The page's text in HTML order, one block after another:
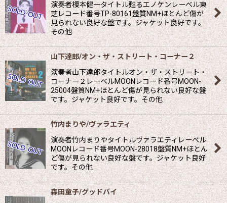
演奏者榎本健一タイトル甦るエノケンレーべル東
芝レコード番号TP-80161盤質NM+ほとんど傷が
見られない良好な盤です。ジャケット良好です。
その他
山下達郎/オン・ザ・ストリート・コーナー２
演奏者山下達郎タイトルオン・ザ・ストリート・
コーナー２レーべルMOONレコード番号MOON-
25004盤質NM+ほとんど傷が見られない良好な盤
です。ジャケット良好です。その他
竹内まりや/ヴァラエティ
演奏者竹内まりやタイトルヴァラエティレーべル
MOONレコード番号MOON-28018盤質NM+ほとん
ど傷が見られない良好な盤です。ジャケット良好
です。その他
森田童子/グッドバイ